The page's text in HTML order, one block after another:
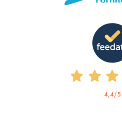
4,4/5